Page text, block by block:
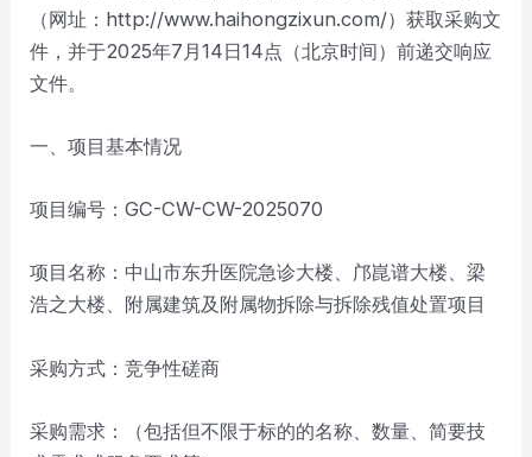
（网址：http://www.haihongzixun.com/）获取采购文
件，并于2025年7月14日14点（北京时间）前递交响应
文件。
一、项目基本情况
项目编号：GC-CW-CW-2025070
项目名称：中山市东升医院急诊大楼、邝崑谱大楼、梁
浩之大楼、附属建筑及附属物拆除与拆除残值处置项目
采购方式：竞争性磋商
采购需求：（包括但不限于标的的名称、数量、简要技